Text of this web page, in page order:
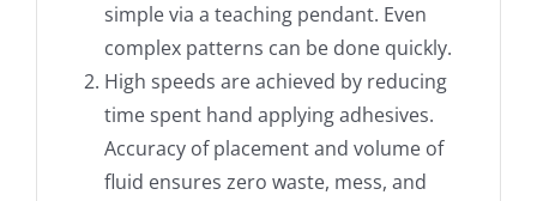
simple via a teaching pendant. Even
complex patterns can be done quickly.
High speeds are achieved by reducing
time spent hand applying adhesives.
Accuracy of placement and volume of
fluid ensures zero waste, mess, and